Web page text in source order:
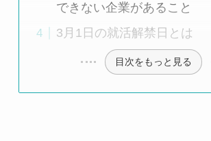
できない企業があること
3月1日の就活解禁日とは
目次をもっと見る